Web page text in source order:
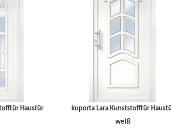
Haustür
kuporta Lara Kunststofftür
weiß